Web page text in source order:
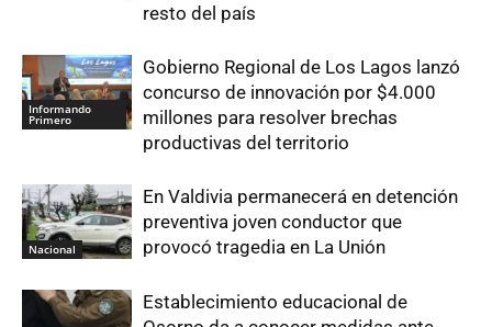
resto del país
Informando
Primero
Gobierno Regional de Los Lagos lanzó
concurso de innovación por $4.000
millones para resolver brechas
productivas del territorio
Nacional
En Valdivia permanecerá en detención
preventiva joven conductor que
provocó tragedia en La Unión
Establecimiento educacional de